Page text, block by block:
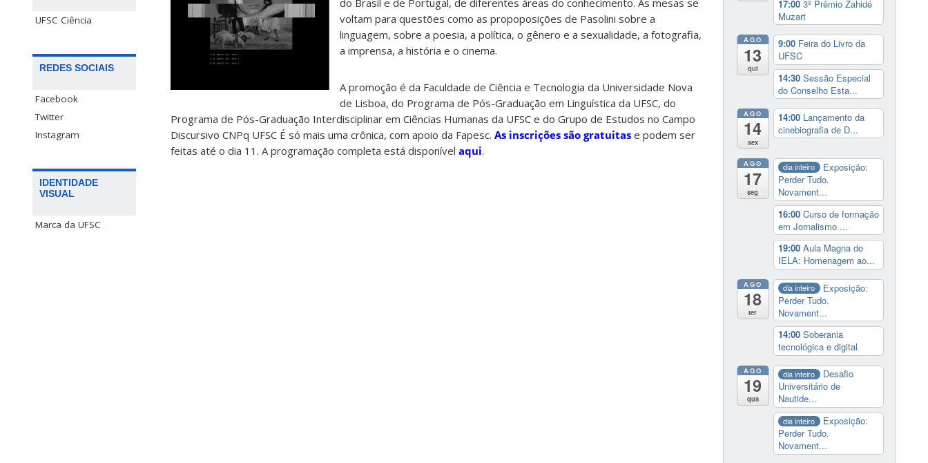
UFSC Ciência
REDES SOCIAIS
Facebook
Twitter
Instagram
IDENTIDADE
VISUAL
Marca da UFSC
do Brasil e de Portugal, de diferentes áreas do conhecimento. As mesas se
voltam para questões como as propoposições de Pasolini sobre a
linguagem, sobre a poesia, a política, o gênero e a sexualidade, a fotografia,
a imprensa, a história e o cinema.
A promoção é da Faculdade de Ciência e Tecnologia da Universidade Nova
de Lisboa, do Programa de Pós-Graduação em Linguística da UFSC, do
Programa de Pós-Graduação Interdisciplinar em Ciências Humanas da UFSC e do Grupo de Estudos no Campo
Discursivo CNPq UFSC É só mais uma crônica, com apoio da Fapesc. As inscrições são gratuitas e podem ser
feitas até o dia 11. A programação completa está disponível aqui.
17:00 3º Prêmio Zahidé
Muzart
AGO
13
qui
9:00 Feira do Livro da
UFSC
14:30 Sessão Especial
do Conselho Esta...
AGO
14
sex
14:00 Lançamento da
cinebiografia de D...
AGO
17
seg
dia inteiro
Exposição:
Perder Tudo.
Novament...
16:00 Curso de formação
em Jornalismo ...
19:00 Aula Magna do
IELA: Homenagem ao...
AGO
18
ter
dia inteiro
Exposição:
Perder Tudo.
Novament...
14:00 Soberania
tecnológica e digital
AGO
19
qua
dia inteiro
Desafio
Universitário de
Nautide...
dia inteiro
Exposição:
Perder Tudo.
Novament...